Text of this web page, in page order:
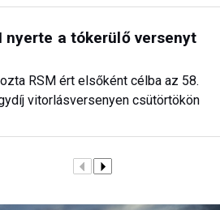
nyerte a tókerülő versenyt
RSM ért elsőként célba az 58.
vitorlásversenyen csütörtökön